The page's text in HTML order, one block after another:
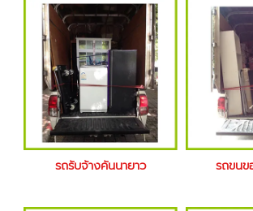
รถรับจ้างคันนายาว รถขนข